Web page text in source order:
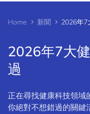
Home 新聞
2026年7大
過
正在尋找健康科技領域
你絕對不想錯過的關鍵